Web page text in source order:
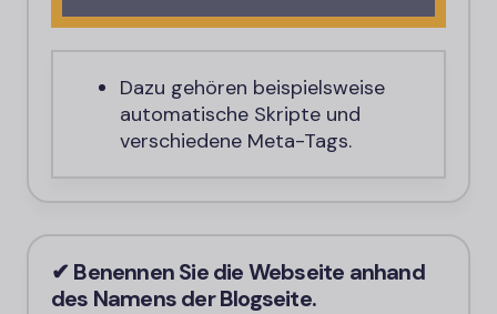
Dazu gehören beispielsweise
automatische Skripte und
verschiedene Meta-Tags.
✔ Benennen Sie die Webseite anhand
des Namens der Blogseite.